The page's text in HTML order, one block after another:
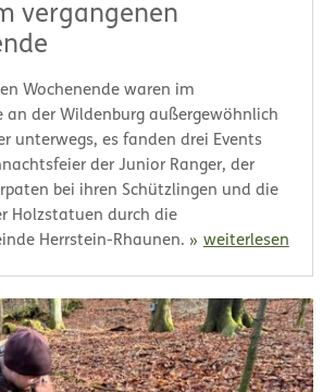
vergangenen
Wochenende waren im
an der Wildenburg außergewöhnlich
unterwegs, es fanden drei Events
der Junior Ranger, der
bei ihren Schützlingen und die
Holzstatuen durch die
Herrstein-Rhaunen.
weiterlesen